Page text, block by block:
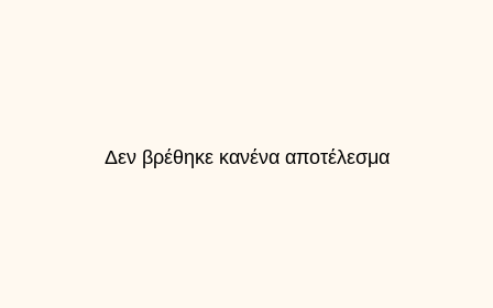
Δεν βρέθηκε κανένα αποτέλεσμα